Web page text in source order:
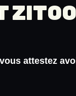
attestez